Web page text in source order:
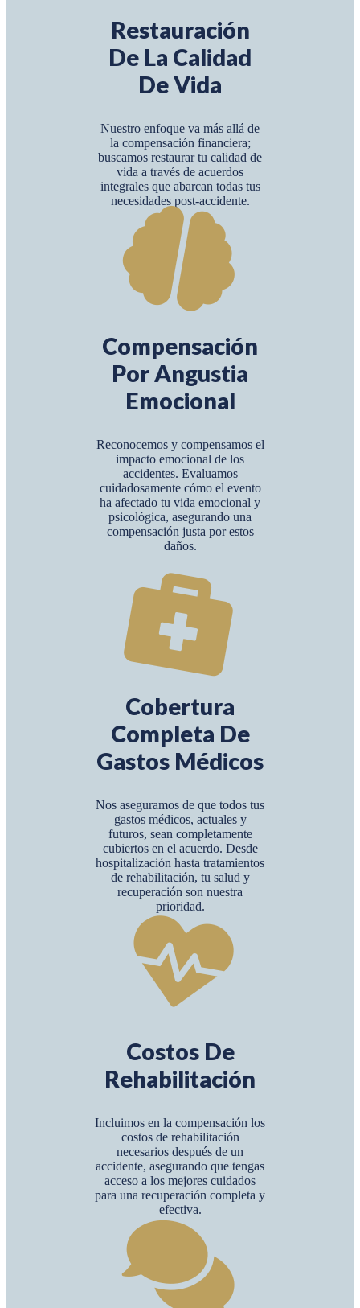
Restauración
De La Calidad
De Vida
Nuestro enfoque va más allá de
la compensación financiera;
buscamos restaurar tu calidad de
vida a través de acuerdos
integrales que abarcan todas tus
necesidades post-accidente.
Compensación
Por Angustia
Emocional
Reconocemos y compensamos el
impacto emocional de los
accidentes. Evaluamos
cuidadosamente cómo el evento
ha afectado tu vida emocional y
psicológica, asegurando una
compensación justa por estos
daños.
Cobertura
Completa De
Gastos Médicos
Nos aseguramos de que todos tus
gastos médicos, actuales y
futuros, sean completamente
cubiertos en el acuerdo. Desde
hospitalización hasta tratamientos
de rehabilitación, tu salud y
recuperación son nuestra
prioridad.
Costos De
Rehabilitación
Incluimos en la compensación los
costos de rehabilitación
necesarios después de un
accidente, asegurando que tengas
acceso a los mejores cuidados
para una recuperación completa y
efectiva.